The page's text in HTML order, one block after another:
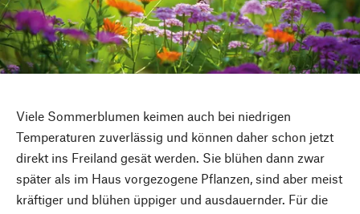
Viele Sommerblumen keimen auch bei niedrigen
Temperaturen zuverlässig und können daher schon jetzt
direkt ins Freiland gesät werden. Sie blühen dann zwar
später als im Haus vorgezogene Pflanzen, sind aber meist
kräftiger und blühen üppiger und ausdauernder. Für die